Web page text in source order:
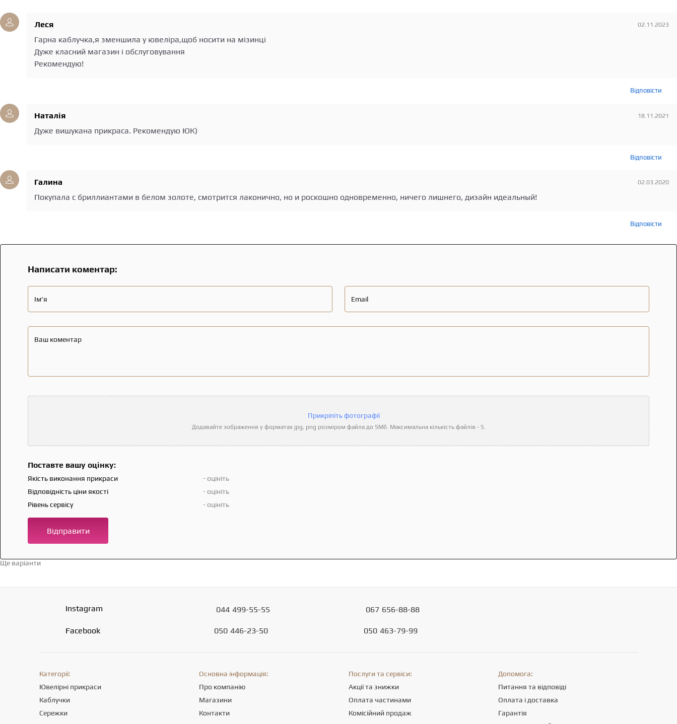
Леся 02.11.2023
Гарна каблучка,я зменшила у ювеліра,щоб носити на мізинці
Дуже класний магазин і обслуговування
Рекомендую!
Відповісти
Наталія 18.11.2021
Дуже вишукана прикраса. Рекомендую ЮК)
Відповісти
Галина 02.03.2020
Покупала с бриллиантами в белом золоте, смотрится лаконично, но и роскошно одновременно, ничего лишнего, дизайн идеальный!
Відповісти
Написати коментар:
Ім'я Email
Ваш коментар
Прикріпіть фотографії
Додавайте зображення у форматах jpg, png розміром файла до 5Мб. Максимальна кількість файлів - 5.
Поставте вашу оцінку:
Якість виконання прикраси
- оцініть
Відповідність ціни якості
- оцініть
Рівень сервісу
- оцініть
Відправити
Ще варіанти
Instagram
Facebook
044 499-55-55
050 446-23-50
067 656-88-88
050 463-79-99
Категорії:
Ювелірні прикраси
Каблучки
Сережки
Основна інформація:
Про компанію
Магазини
Контакти
Послуги та сервіси:
Акції та знижки
Оплата частинами
Комісійний продаж
Допомога:
Питання та відповіді
Оплата і доставка
Гарантія